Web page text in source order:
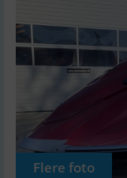
Flere foto